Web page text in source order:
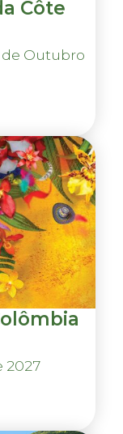
Côte
de Outubro
2027